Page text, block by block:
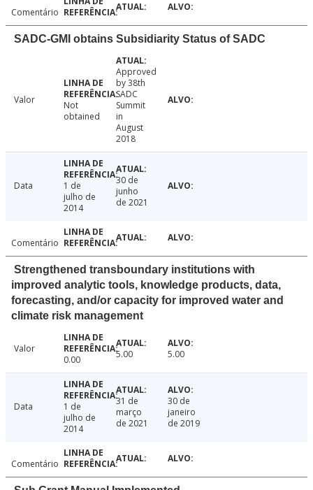
Comentário
SADC-GMI obtains Subsidiarity Status of SADC
Valor
Not
obtained
Approved
by 38th
SADC
Summit
in
August
2018
Data
1 de
julho de
2014
30 de
junho
de 2021
Comentário
Strengthened transboundary institutions with
improved analytic tools, knowledge products, data,
forecasting, and/or capacity for improved water and
climate risk management
Valor
0.00
5.00 5.00
Data
1 de
julho de
2014
31 de
março
de 2021
30 de
janeiro
de 2019
Comentário